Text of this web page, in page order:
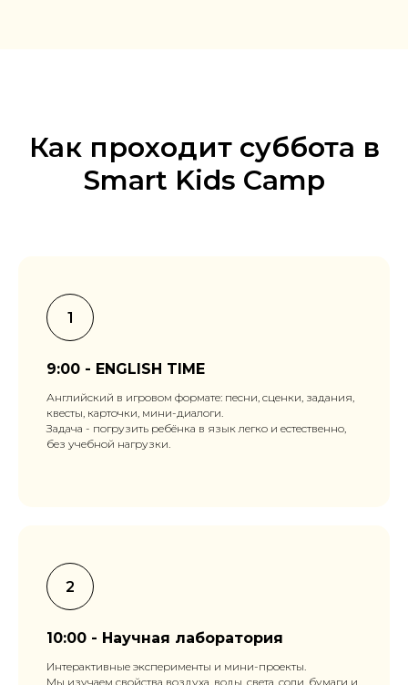
Как проходит суббота в
Smart Kids Camp
9:00 - ENGLISH TIME
Английский в игровом формате: песни, сценки, задания,
квесты, карточки, мини-диалоги.
Задача - погрузить ребёнка в язык легко и естественно,
без учебной нагрузки.
10:00 - Научная лаборатория
Интерактивные эксперименты и мини-проекты.
Мы изучаем свойства воздуха, воды, света, соли, бумаги и